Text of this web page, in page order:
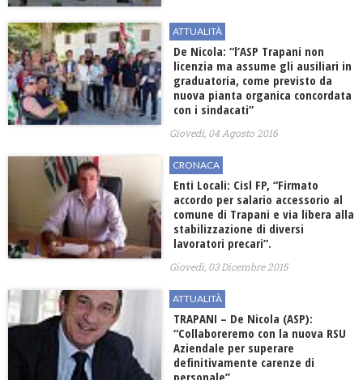
ATTUALITÀ
De Nicola: “l’ASP Trapani non
licenzia ma assume gli ausiliari in
graduatoria, come previsto da
nuova pianta organica concordata
con i sindacati”
Giovedì, 04 Agosto 2016
CRONACA
Enti Locali: Cisl FP, “Firmato
accordo per salario accessorio al
comune di Trapani e via libera alla
stabilizzazione di diversi
lavoratori precari”.
Giovedì, 03 Dicembre 2015
ATTUALITÀ
TRAPANI – De Nicola (ASP):
“Collaboreremo con la nuova RSU
Aziendale per superare
definitivamente carenze di
personale”